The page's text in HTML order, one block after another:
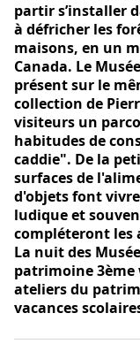
partir s’installer
à défricher les
maisons, en un
Canada. Le
présent sur le
collection de
visiteurs un
habitudes de
caddie". De la
surfaces de
d'objets font
ludique et
compléteront les
La nuit des
patrimoine 3ème
ateliers du
vacances